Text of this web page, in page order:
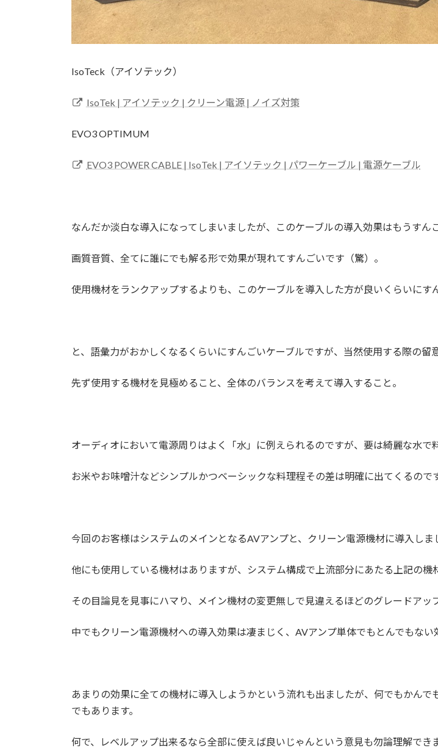
IsoTeck（アイソテック）
IsoTek | アイソテック | クリーン電源 | ノイズ対策
EVO3 OPTIMUM
EVO3 POWER CABLE | ​IsoTek | アイソテック | パワーケーブル | 電源ケーブル
なんだか淡白な導入になってしまいましたが、このケーブルの導入効果はもうすん
画質音質、全てに誰にでも解る形で効果が現れてすんごいです（驚）。
使用機材をランクアップするよりも、このケーブルを導入した方が良いくらいにす
と、語彙力がおかしくなるくらいにすんごいケーブルですが、当然使用する際の留
先ず使用する機材を見極めること、全体のバランスを考えて導入すること。
オーディオにおいて電源周りはよく「水」に例えられるのですが、要は綺麗な水で
お米やお味噌汁などシンプルかつベーシックな料理程その差は明確に出てくるの
今回のお客様はシステムのメインとなるAVアンプと、クリーン電源機材に導入しま
他にも使用している機材はありますが、システム構成で上流部分にあたる上記の
その目論見を見事にハマり、メイン機材の変更無しで見違えるほどのグレードアッ
中でもクリーン電源機材への導入効果は凄まじく、AVアンプ単体でもとんでもな
あまりの効果に全ての機材に導入しようかという流れも出ましたが、何でもかん
でもあります。
何で、レベルアップ出来るなら全部に使えば良いじゃんという意見も勿論理解でき